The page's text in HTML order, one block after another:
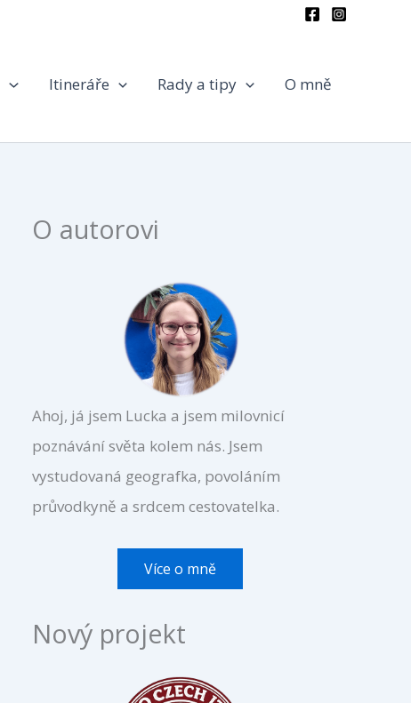
Itineráře Rady a tipy O mně
O autorovi
Ahoj, já jsem Lucka a jsem milovnicí
poznávání světa kolem nás. Jsem
vystudovaná geografka, povoláním
průvodkyně a srdcem cestovatelka.
Více o mně
Nový projekt